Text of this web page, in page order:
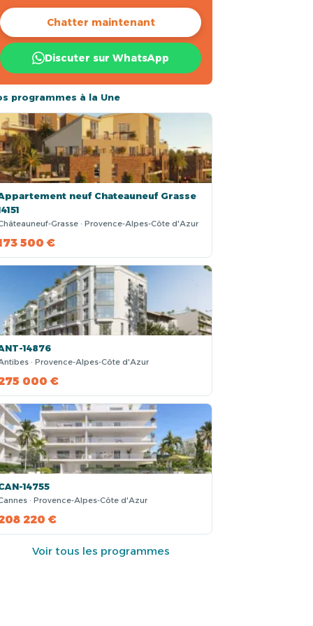
Chatter maintenant
Discuter sur WhatsApp
programmes à la Une
neuf Chateauneuf Grasse
Grasse · Provence-Alpes-Côte d'Azur
500 €
14876
· Provence-Alpes-Côte d'Azur
000 €
14755
· Provence-Alpes-Côte d'Azur
220 €
Voir tous les programmes